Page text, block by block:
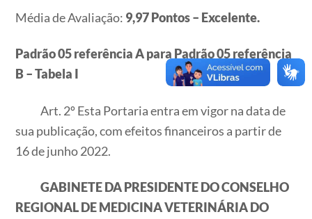
Média de Avaliação: 9,97 Pontos – Excelente.
Padrão 05 referência A para Padrão 05 referência
B– Tabela I
Art. 2º Esta Portaria entra em vigor na data de
sua publicação, com efeitos financeiros a partir de
16 de junho 2022.
GABINETE DA PRESIDENTE DO CONSELHO
REGIONAL DE MEDICINA VETERINÁRIA DO